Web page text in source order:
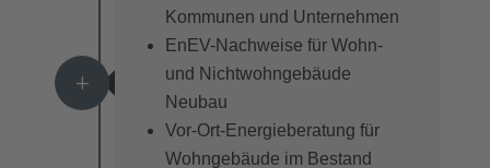
L
Kommunen und Unternehmen
EnEV-Nachweise für Wohn-
und Nichtwohngebäude
Neubau
Vor-Ort-Energieberatung für
Wohngebäude im Bestand